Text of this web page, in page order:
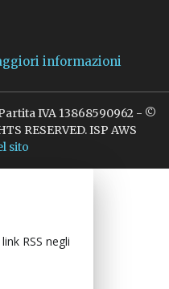
informazioni
IVA 13868590962 - ©
RESERVED. ISP AWS
sito
RSS negli